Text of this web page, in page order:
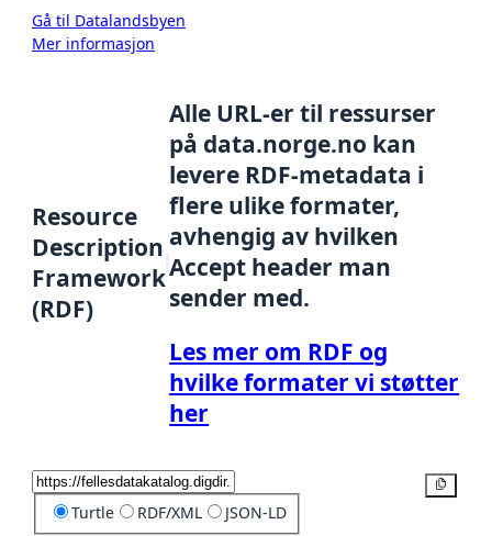
Gå til Datalandsbyen
Mer informasjon
Resource
Description
Framework
(RDF)
Alle URL-er til ressurser
på data.norge.no kan
levere RDF-metadata i
flere ulike formater,
avhengig av hvilken
Accept header man
sender med.
Les mer om RDF og
hvilke formater vi støtter
her
Turtle RDF/XML JSON-LD